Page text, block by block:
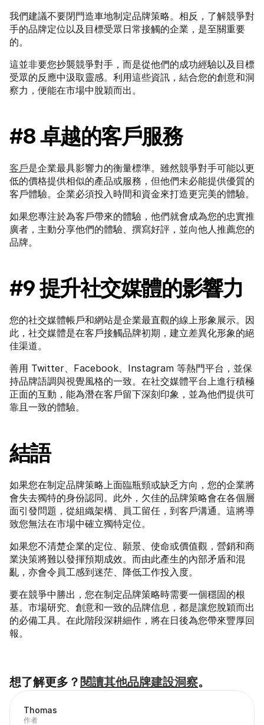
我們建議不要閉門造車地制定品牌策略。相反，了解競爭對
手的品牌定位以及目標受眾日常接觸的企業，是至關重要
的。
這並非要您抄襲競爭對手，而是從他們的成功經驗以及目標
受眾的反應中汲取靈感。利用這些資訊，結合您的創意和洞
察力，便能在市場中脫穎而出。
#8 卓越的客戶服務
客戶是企業最具影響力的衡量標準。雖然競爭對手可能以更
低的價格提供相似的產品或服務，但他們未必能提供優質的
客戶體驗。企業必須投入時間和資金來打造更完美的體驗。
如果您專注於為客戶帶來的體驗，他們就會成為您的忠實推
廣者，主動分享他們的體驗、撰寫好評，並向他人推薦您的
品牌。
#9 提升社交媒體的影響力
您的社交媒體帳戶和網站是企業最直觀的線上形象展示。因
此，社交媒體是在客戶接觸品牌初期，建立差異化形象的絕
佳渠道。
善用 Twitter、Facebook、Instagram 等熱門平台，並保
持品牌語調與視覺風格的一致。在社交媒體平台上進行積極
正面的互動，能為潛在客戶留下深刻印象，並為他們提供可
靠且一致的體驗。
結語
如果您在制定品牌策略上面臨瓶頸或缺乏方向，您的企業將
會失去獨特的身份認同。此外，欠佳的品牌策略會在各個層
面引發問題，從組織架構、員工留任，到客戶溝通。這將導
致您無法在市場中確立獨特定位。
如果您不清楚企業的定位、願景、使命或價值觀，營銷和商
業決策將難以發揮預期成效。而由此產生的內部矛盾和混
亂，亦會令員工感到迷茫、降低工作投入度。
要在競爭中勝出，您在制定品牌策略時需要一個穩固的根
基。市場研究、創意和一致的品牌信息，都是讓您脫穎而出
的必備工具。在此階段深耕細作，將在日後為您帶來豐厚回
報。
想了解更多？ 閱讀其他品牌建設洞察。
Thomas
作者